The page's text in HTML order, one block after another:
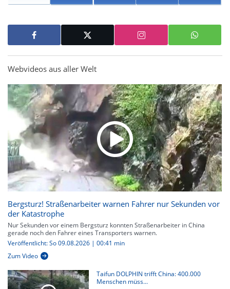
Webvideos aus aller Welt
Bergsturz! Straßenarbeiter warnen Fahrer nur Sekunden vor
der Katastrophe
Nur Sekunden vor einem Bergsturz konnten Straßenarbeiter in China
gerade noch den Fahrer eines Transporters warnen.
Veröffentlicht: So 09.08.2026 | 00:41 min
Zum Video
Taifun DOLPHIN trifft China: 400.000
Menschen müss...